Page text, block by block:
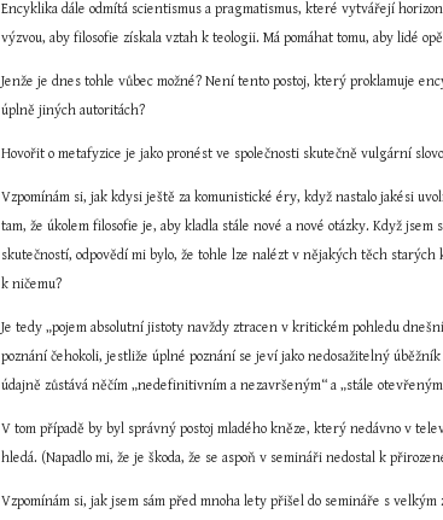
Encyklika dále odmítá scientismus a pragmatismus, které vytvářejí
výzvou, aby filosofie získala vztah k teologii. Má pomáhat tomu, aby lidé
Jenže je dnes tohle vůbec možné? Není tento postoj, který proklamuje
úplně jiných autoritách?
Hovořit o metafyzice je jako pronést ve společnosti skutečně vulgární
Vzpomínám si, jak kdysi ještě za komunistické éry, když nastalo jakési
tam, že úkolem filosofie je, aby kladla stále nové a nové otázky. Když
skutečností, odpovědí mi bylo, že tohle lze nalézt v nějakých těch
k ničemu?
Je tedy „pojem absolutní jistoty navždy ztracen v kritickém pohledu
poznání čehokoli, jestliže úplné poznání se jeví jako nedosažitelný
údajně zůstává něčím „nedefinitivním a nezavršeným“ a „stále
V tom případě by byl správný postoj mladého kněze, který nedávno v
hledá. (Napadlo mi, že je škoda, že se aspoň v semináři nedostal k
Vzpomínám si, jak jsem sám před mnoha lety přišel do semináře s